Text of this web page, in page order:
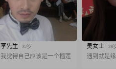
李先生 32岁
我觉得自己应该是一个榴莲
吴女士 28
遇到就是